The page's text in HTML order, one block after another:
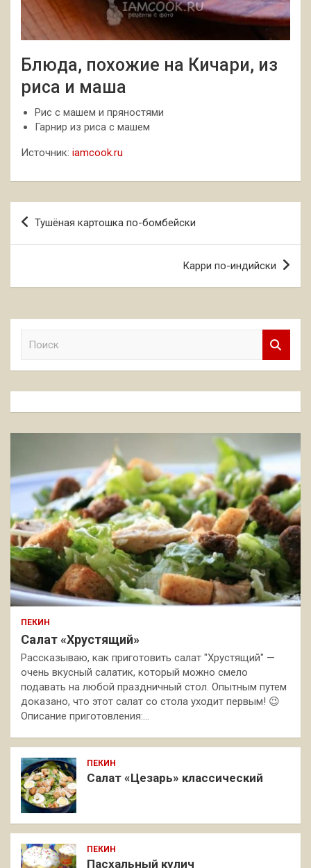
Блюда, похожие на Кичари, из
риса и маша
Рис с машем и пряностями
Гарнир из риса с машем
Источник: iamcook.ru
Навигация
по
Тушёная картошка по-бомбейски
Карри по-индийски
к
ПЕКИН
Салат «Хрустящий»
Рассказываю, как приготовить салат "Хрустящий" —
очень вкусный салатик, который можно смело
подавать на любой праздничный стол. Опытным путем
доказано, что этот салат со стола уходит первым! 😉
Описание приготовления:…
ПЕКИН
Салат «Цезарь» классический
ПЕКИН
Пасхальный кулич